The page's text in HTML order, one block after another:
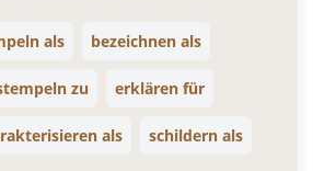
als bezeichnen als
zu erklären für
als schildern als